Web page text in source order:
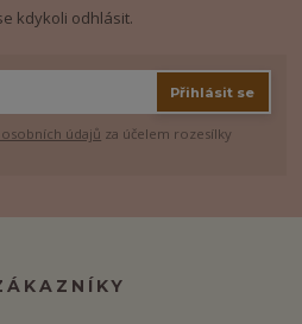
kdykoli odhlásit.
Přihlásit se
údajů za účelem rozesílky